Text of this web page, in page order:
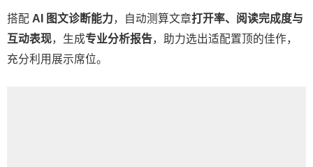
搭配 AI 图文诊断能力，自动测算文章打开率、阅读完成度与
互动表现，生成专业分析报告，助力选出适配置顶的佳作，
充分利用展示席位。